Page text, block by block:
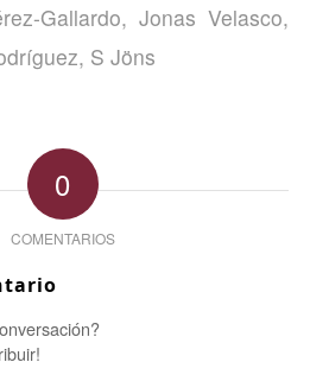
Gallardo,Jonas Velasco,
, S Jöns
0
COMENTARIOS